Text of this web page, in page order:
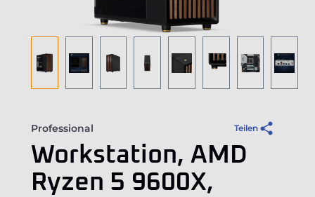
Professional Teilen
Workstation, AMD
Ryzen 5 9600X,